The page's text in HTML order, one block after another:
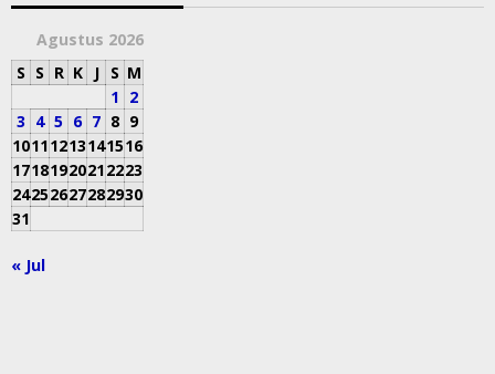
Agustus 2026
S S R K J S M
1 2
3 4 5 6 7 8 9
10111213141516
17181920212223
24252627282930
31
« Jul